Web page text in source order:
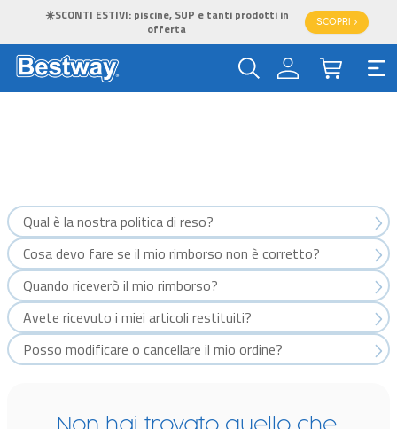
☀️SCONTI ESTIVI: piscine, SUP e tanti prodotti in
offerta
SCOPRI >
Qual è la nostra politica di reso?
Cosa devo fare se il mio rimborso non è corretto?
Quando riceverò il mio rimborso?
Avete ricevuto i miei articoli restituiti?
Posso modificare o cancellare il mio ordine?